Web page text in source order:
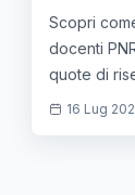
delle
Scopri
docenti
quote di
16 Lug